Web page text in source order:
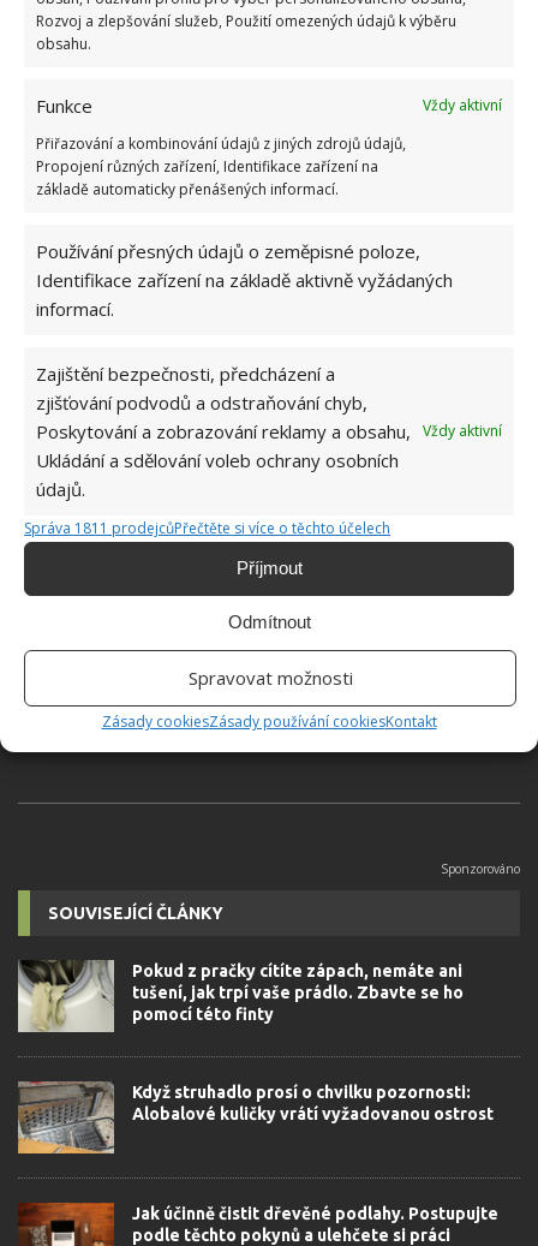
Rozvoj a zlepšování služeb, Použití omezených údajů k výběru
obsahu.
Funkce
Vždy aktivní
Přiřazování a kombinování údajů z jiných zdrojů údajů,
Propojení různých zařízení, Identifikace zařízení na
základě automaticky přenášených informací.
Používání přesných údajů o zeměpisné poloze,
Identifikace zařízení na základě aktivně vyžádaných
informací.
Zajištění bezpečnosti, předcházení a
zjišťování podvodů a odstraňování chyb,
Poskytování a zobrazování reklamy a obsahu,
Ukládání a sdělování voleb ochrany osobních
údajů.
Vždy aktivní
Správa 1811 prodejcůPřečtěte si více o těchto účelech
Příjmout
Odmítnout
Spravovat možnosti
Zásady cookiesZásady používání cookiesKontakt
Jiří Kolář
univerzity, který je již od malička
velkým kutilem. V podstatě vše, co je
možné najít v j...[Více o autorovi]
SOUVISEJÍCÍ ČLÁNKY
Pokud z pračky cítíte zápach, nemáte ani
tušení, jak trpí vaše prádlo. Zbavte se ho
pomocí této finty
Když struhadlo prosí o chvilku pozornosti:
Alobalové kuličky vrátí vyžadovanou ostrost
Jak účinně čistit dřevěné podlahy. Postupujte
podle těchto pokynů a ulehčete si práci